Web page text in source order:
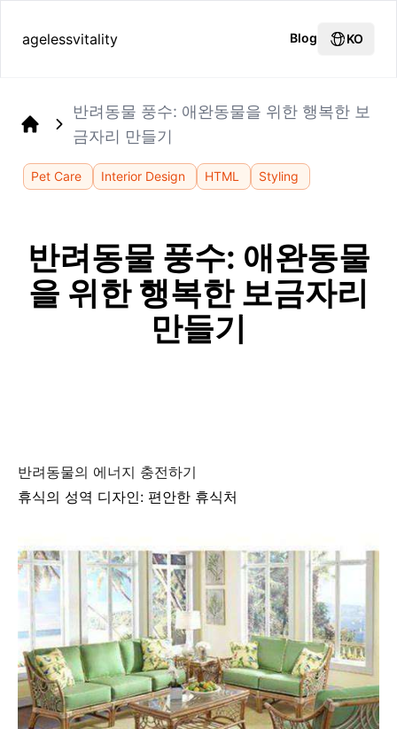
agelessvitality Blog KO
반려동물 풍수: 애완동물을 위한 행복한 보
금자리 만들기
Pet Care Interior Design HTML Styling
반려동물 풍수: 애완동물
을 위한 행복한 보금자리
만들기
반려동물의 에너지 충전하기
휴식의 성역 디자인: 편안한 휴식처